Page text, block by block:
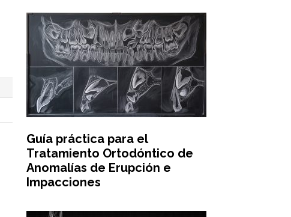
Guía práctica para el
Tratamiento Ortodóntico de
Anomalías de Erupción e
Impacciones